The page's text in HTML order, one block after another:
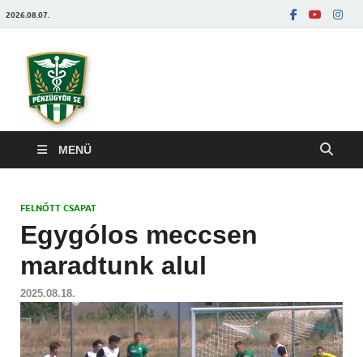
2026.08.07.
MENÜ
FELNŐTT CSAPAT
Egygólos meccsen
maradtunk alul
2025.08.18.